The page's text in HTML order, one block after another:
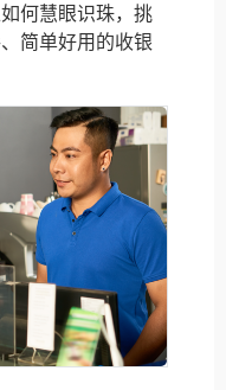
何慧眼识珠，挑
简单好用的收银